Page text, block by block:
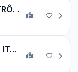
VL. STA. ISABEL / METRÔ TATUAPÉ
JD. LIMOEIRO / METRÔ ITAQUERA